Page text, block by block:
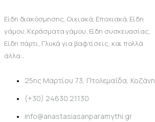
Είδη διακόσμησης, Οικιακά, Εποχιακά, Είδη
γάμου, Κεράσματα γάμου, Είδη συσκευασίας,
Είδη πάρτι, Γλυκά για βαφτίσεις, και πολλά
άλλα...
25ης Μαρτίου 73, Πτολεμαΐδα, Κοζάνη
(+30) 24630 21130
info@anastasiasanparamythi.gr